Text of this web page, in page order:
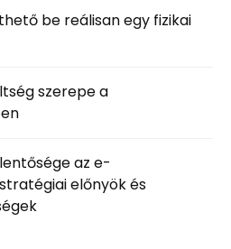
be reálisan egy fizikai
szerepe a
az e-
előnyök és